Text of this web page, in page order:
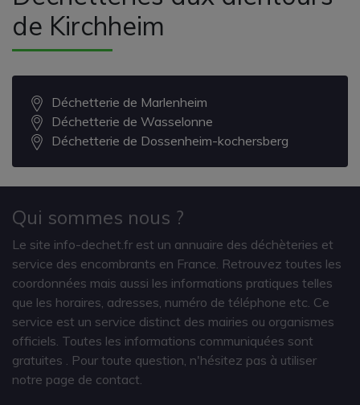
de Kirchheim
Déchetterie de Marlenheim
Déchetterie de Wasselonne
Déchetterie de Dossenheim-kochersberg
Qui sommes nous ?
Le site info-dechet.fr est un annuaire des déchèteries et
service des encombrants en France. Retrouvez toutes les
coordonnées mais aussi les informations pratiques telles
que les horaires, adresses, numéro de téléphone etc. Ce
service est un service distinct des mairies ou organismes
officiels. Toutes les informations communiquées sont
gratuites
. Pour toute question, n'hésitez pas à utiliser
notre page de contact.